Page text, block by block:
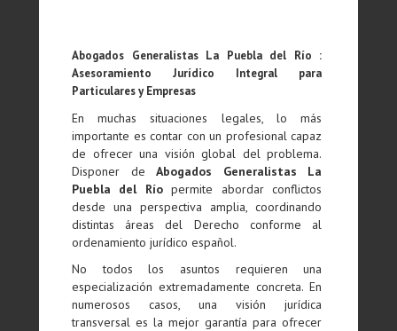
Abogados Generalistas La Puebla del Río :
Asesoramiento Jurídico Integral para
Particulares y Empresas
En muchas situaciones legales, lo más
importante es contar con un profesional capaz
de ofrecer una visión global del problema.
Disponer deAbogados Generalistas La
Puebla del Ríopermite abordar conflictos
desde una perspectiva amplia, coordinando
distintas áreas del Derecho conforme al
ordenamiento jurídico español.
No todos los asuntos requieren una
especialización extremadamente concreta. En
numerosos casos, una visión jurídica
transversal es la mejor garantía para ofrecer